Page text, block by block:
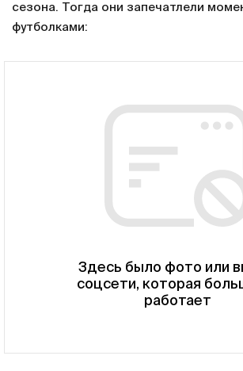
сезона. Тогда они запечатлели
футболками:
Здесь было фото или
соцсети, которая
работает